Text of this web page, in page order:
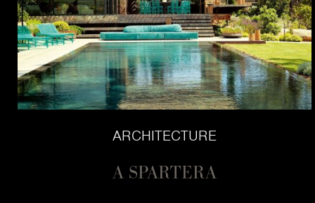
ARCHITECTURE
A SPARTERA